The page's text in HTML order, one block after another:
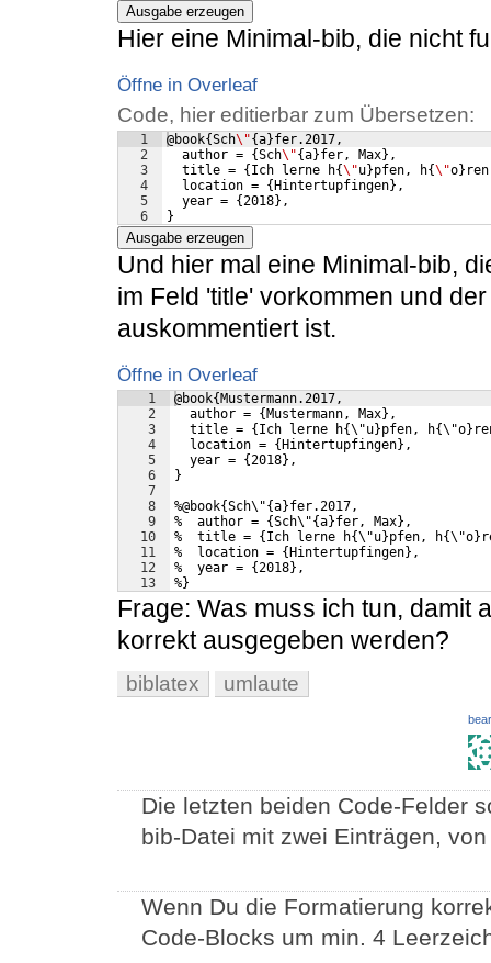
Ausgabe erzeugen
Hier eine Minimal-bib, die nicht
Öffne in Overleaf
Code, hier editierbar zum Übersetzen:
1
2
3
4
5
6
@book{Sch\"{a}fer.2017,
  author =
{Sch\"{a}fer, Max} ,
  title =
{ Ich lerne h{\"u}pfen, h{\"o}
  location =
{ Hintertupfingen} ,
  year =
{2018} ,
}
Ausgabe erzeugen
Und hier mal eine Minimal-bib,
im Feld 'title' vorkommen und
auskommentiert ist.
Öffne in Overleaf
1
2
3
4
5
6
7
8
9
10
11
12
13
@book{Mustermann.2017,
  author = {Mustermann, Max},
title = {Ich lerne h{\"u}pfen,
  location = {Hintertupfingen},
  year = {2018},
}
%@book{Sch\"{a}fer.2017,
%  author = {Sch\"{a}fer, Max},
%  title = {Ich lerne h{\"u}pfen,
%  location = {Hintertupfingen},
%  year = {2018},
%}
Frage: Was muss ich tun, damit
korrekt ausgegeben werden?
biblatex umlaute
Die letzten beiden Code-Felder
bib-Datei mit zwei Einträgen,
Wenn Du die Formatierung
Code-Blocks um min. 4